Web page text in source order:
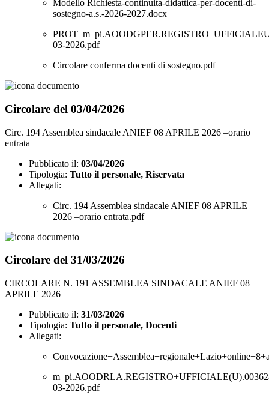
Modello Richiesta-continuita-didattica-per-docenti-di-
sostegno-a.s.-2026-2027.docx
03-2026.pdf
Circolare conferma docenti di sostegno.pdf
Circolare del 03/04/2026
Circ. 194 Assemblea sindacale ANIEF 08 APRILE 2026 –orario
entrata
Pubblicato il: 03/04/2026
Tipologia: Tutto il personale, Riservata
Allegati:
Circ. 194 Assemblea sindacale ANIEF 08 APRILE
2026 –orario entrata.pdf
Circolare del 31/03/2026
CIRCOLARE N. 191 ASSEMBLEA SINDACALE ANIEF 08
APRILE 2026
Pubblicato il: 31/03/2026
Tipologia: Tutto il personale, Docenti
Allegati:
03-2026.pdf